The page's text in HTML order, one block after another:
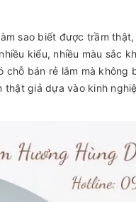
sao biết được trầm
kiểu, nhiều màu sắc
bán rẻ lắm mà không
giả dựa vào kinh